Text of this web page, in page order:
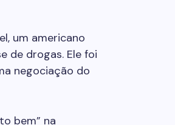
um americano
de drogas. Ele foi
negociação do
bem” na